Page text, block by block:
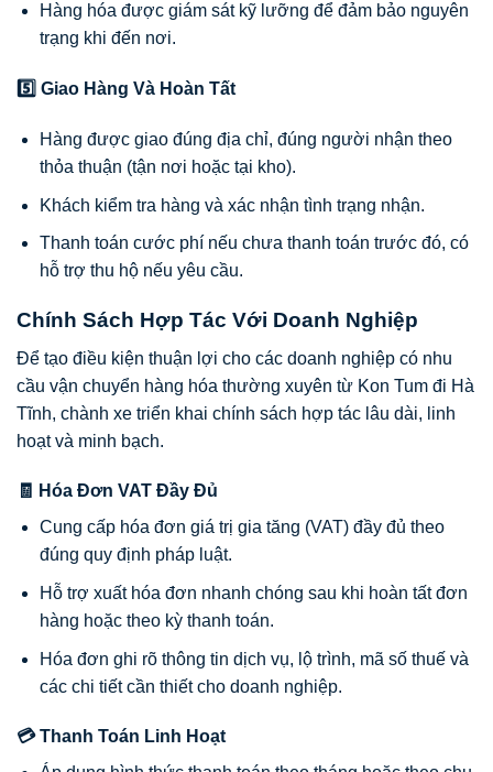
Hàng hóa được giám sát kỹ lưỡng để đảm bảo nguyên
trạng khi đến nơi.
5️⃣ Giao Hàng Và Hoàn Tất
Hàng được giao đúng địa chỉ, đúng người nhận theo
thỏa thuận (tận nơi hoặc tại kho).
Khách kiểm tra hàng và xác nhận tình trạng nhận.
Thanh toán cước phí nếu chưa thanh toán trước đó, có
hỗ trợ thu hộ nếu yêu cầu.
Chính Sách Hợp Tác Với Doanh Nghiệp
Để tạo điều kiện thuận lợi cho các doanh nghiệp có nhu
cầu vận chuyển hàng hóa thường xuyên từ Kon Tum đi Hà
Tĩnh, chành xe triển khai chính sách hợp tác lâu dài, linh
hoạt và minh bạch.
🧾 Hóa Đơn VAT Đầy Đủ
Cung cấp hóa đơn giá trị gia tăng (VAT) đầy đủ theo
đúng quy định pháp luật.
Hỗ trợ xuất hóa đơn nhanh chóng sau khi hoàn tất đơn
hàng hoặc theo kỳ thanh toán.
Hóa đơn ghi rõ thông tin dịch vụ, lộ trình, mã số thuế và
các chi tiết cần thiết cho doanh nghiệp.
💳 Thanh Toán Linh Hoạt